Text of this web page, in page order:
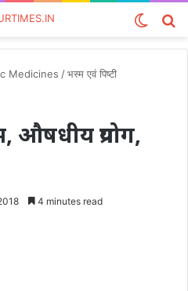
Switch
Medicines /भस्म एवं पिष्टी
प्रयोग,
4 minutes read